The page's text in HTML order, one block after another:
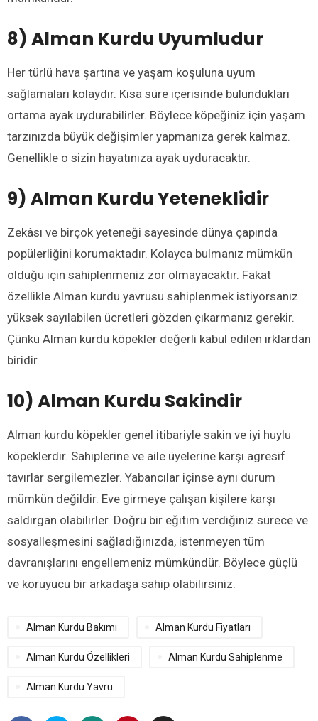
8) Alman Kurdu Uyumludur
Her türlü hava şartına ve yaşam koşuluna uyum
sağlamaları kolaydır. Kısa süre içerisinde bulundukları
ortama ayak uydurabilirler. Böylece köpeğiniz için yaşam
tarzınızda büyük değişimler yapmanıza gerek kalmaz.
Genellikle o sizin hayatınıza ayak uyduracaktır.
9) Alman Kurdu Yeteneklidir
Zekâsı ve birçok yeteneği sayesinde dünya çapında
popülerliğini korumaktadır. Kolayca bulmanız mümkün
olduğu için sahiplenmeniz zor olmayacaktır. Fakat
özellikle Alman kurdu yavrusu sahiplenmek istiyorsanız
yüksek sayılabilen ücretleri gözden çıkarmanız gerekir.
Çünkü Alman kurdu köpekler değerli kabul edilen ırklardan
biridir.
10) Alman Kurdu Sakindir
Alman kurdu köpekler genel itibariyle sakin ve iyi huylu
köpeklerdir. Sahiplerine ve aile üyelerine karşı agresif
tavırlar sergilemezler. Yabancılar içinse aynı durum
mümkün değildir. Eve girmeye çalışan kişilere karşı
saldırgan olabilirler. Doğru bir eğitim verdiğiniz sürece ve
sosyalleşmesini sağladığınızda, istenmeyen tüm
davranışlarını engellemeniz mümkündür. Böylece güçlü
ve koruyucu bir arkadaşa sahip olabilirsiniz.
Alman Kurdu Bakımı Alman Kurdu Fiyatları
Alman Kurdu Özellikleri Alman Kurdu Sahiplenme
Alman Kurdu Yavru